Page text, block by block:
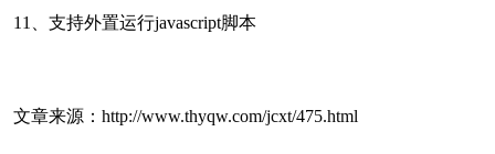
11、支持外置运行javascript脚本
文章来源： http://www.thyqw.com/jcxt/475.html